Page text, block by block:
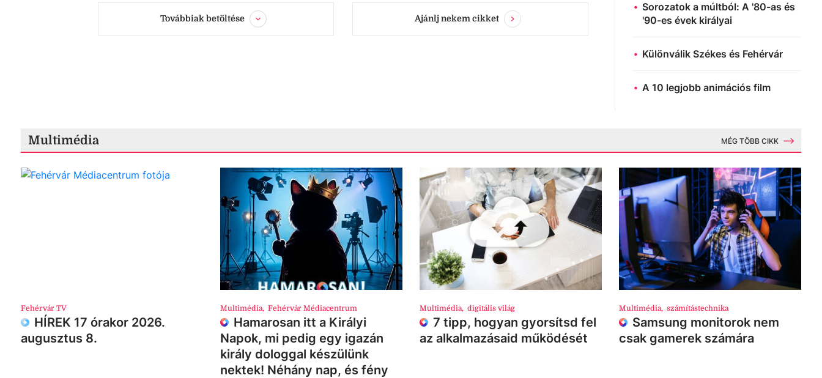
Továbbiak betöltése Ajánlj nekem cikket
Sorozatok a múltból: A '80-as és
'90-es évek királyai
Különválik Székes és Fehérvár
A 10 legjobb animációs film
Multimédia MÉG TÖBB CIKK
Fehérvár TV
HÍREK 17 órakor 2026.
augusztus 8.
Multimédia, Fehérvár Médiacentrum
Hamarosan itt a Királyi
Napok, mi pedig egy igazán
király dologgal készülünk
nektek! Néhány nap, és fény
Multimédia, digitális világ
7 tipp, hogyan gyorsítsd fel
az alkalmazásaid működését
Multimédia, számítástechnika
Samsung monitorok nem
csak gamerek számára